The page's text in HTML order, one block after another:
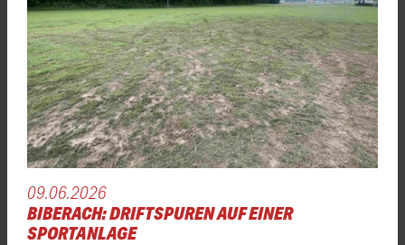
09.06.2026
BIBERACH: DRIFTSPUREN AUF EINER
SPORTANLAGE